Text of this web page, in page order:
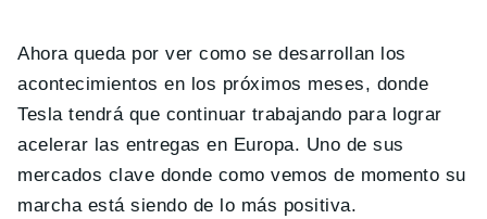
Ahora queda por ver como se desarrollan los
acontecimientos en los próximos meses, donde
Tesla tendrá que continuar trabajando para lograr
acelerar las entregas en Europa. Uno de sus
mercados clave donde como vemos de momento su
marcha está siendo de lo más positiva.